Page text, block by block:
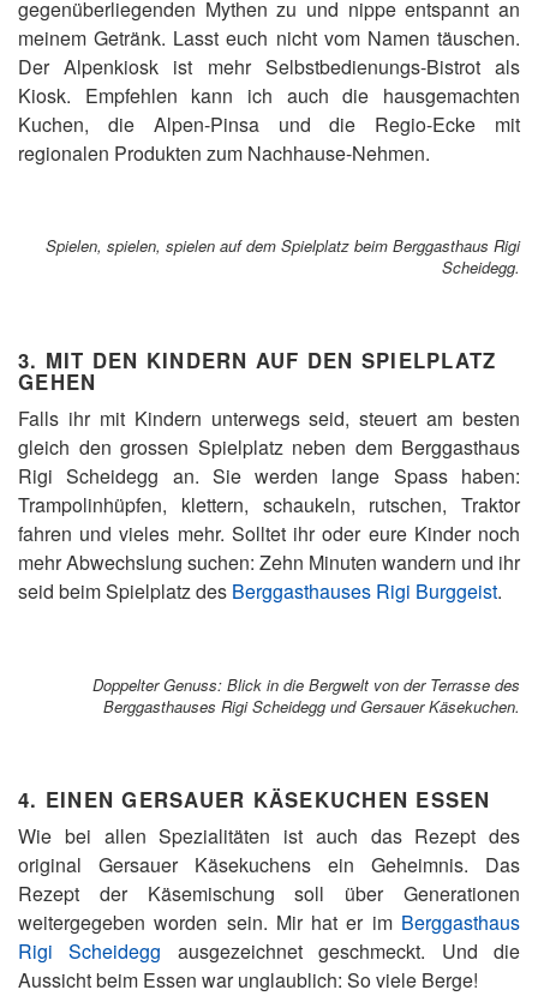
gegenüberliegenden Mythen zu und nippe entspannt an
meinem Getränk. Lasst euch nicht vom Namen täuschen.
Der Alpenkiosk ist mehr Selbstbedienungs-Bistrot als
Kiosk. Empfehlen kann ich auch die hausgemachten
Kuchen, die Alpen-Pinsa und die Regio-Ecke mit
regionalen Produkten zum Nachhause-Nehmen.
Spielen, spielen, spielen auf dem Spielplatz beim Berggasthaus Rigi
Scheidegg.
3. MIT DEN KINDERN AUF DEN SPIELPLATZ
GEHEN
Falls ihr mit Kindern unterwegs seid, steuert am besten
gleich den grossen Spielplatz neben dem Berggasthaus
Rigi Scheidegg an. Sie werden lange Spass haben:
Trampolinhüpfen, klettern, schaukeln, rutschen, Traktor
fahren und vieles mehr. Solltet ihr oder eure Kinder noch
mehr Abwechslung suchen: Zehn Minuten wandern und ihr
seid beim Spielplatz des Berggasthauses Rigi Burggeist.
Doppelter Genuss: Blick in die Bergwelt von der Terrasse des
Berggasthauses Rigi Scheidegg und Gersauer Käsekuchen.
4. EINEN GERSAUER KÄSEKUCHEN ESSEN
Wie bei allen Spezialitäten ist auch das Rezept des
original Gersauer Käsekuchens ein Geheimnis. Das
Rezept der Käsemischung soll über Generationen
weitergegeben worden sein. Mir hat er im Berggasthaus
Rigi Scheidegg ausgezeichnet geschmeckt. Und die
Aussicht beim Essen war unglaublich: So viele Berge!